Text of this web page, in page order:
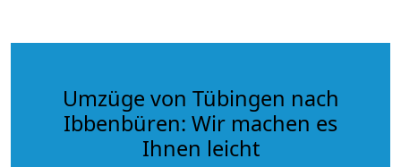
Umzüge von Tübingen nach
Ibbenbüren: Wir machen es
Ihnen leicht